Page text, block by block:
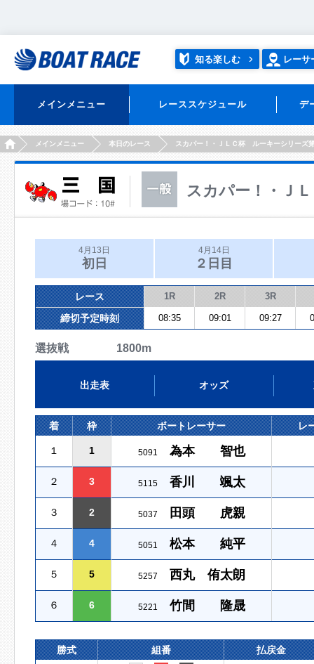
知る楽しむ レーサ
メインメニュー レーススケジュール デ
HOMEメインメニュー 本日のレース スカパー！・ＪＬＣ杯 ルーキーシリーズ
スカパー！・Ｊ
4月13日
初日
4月14日
２日目
レース 1R 2R 3R
締切予定時刻 08:35 09:01 09:27
選抜戦 1800m
出走表 オッズ
着 枠 ボートレーサー レ
１ 1 5091 為本 智也
２ 3 5115 香川 颯太
３ 2 5037 田頭 虎親
４ 4 5051 松本 純平
５ 5 5257 西丸 侑太朗
６ 6 5221 竹間 隆晟
勝式 組番 払戻金